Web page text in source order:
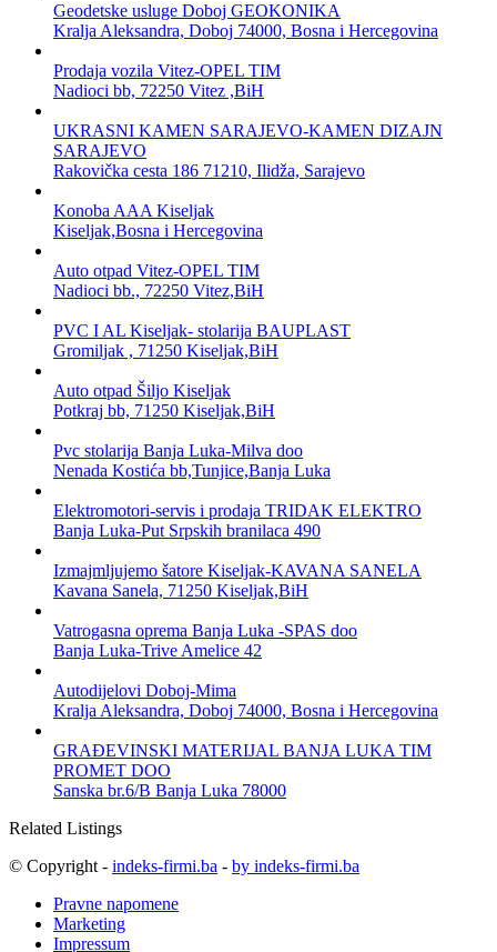
Geodetske usluge Doboj GEOKONIKA
Kralja Aleksandra, Doboj 74000, Bosna i Hercegovina
Prodaja vozila Vitez-OPEL TIM
Nadioci bb, 72250 Vitez ,BiH
UKRASNI KAMEN SARAJEVO-KAMEN DIZAJN
SARAJEVO
Rakovička cesta 186 71210, Ilidža, Sarajevo
Konoba AAA Kiseljak
Kiseljak,Bosna i Hercegovina
Auto otpad Vitez-OPEL TIM
Nadioci bb., 72250 Vitez,BiH
PVC I AL Kiseljak- stolarija BAUPLAST
Gromiljak , 71250 Kiseljak,BiH
Auto otpad Šiljo Kiseljak
Potkraj bb, 71250 Kiseljak,BiH
Pvc stolarija Banja Luka-Milva doo
Nenada Kostića bb,Tunjice,Banja Luka
Elektromotori-servis i prodaja TRIDAK ELEKTRO
Banja Luka-Put Srpskih branilaca 490
Izmajmljujemo šatore Kiseljak-KAVANA SANELA
Kavana Sanela, 71250 Kiseljak,BiH
Vatrogasna oprema Banja Luka -SPAS doo
Banja Luka-Trive Amelice 42
Autodijelovi Doboj-Mima
Kralja Aleksandra, Doboj 74000, Bosna i Hercegovina
GRAĐEVINSKI MATERIJAL BANJA LUKA TIM
PROMET DOO
Sanska br.6/B Banja Luka 78000
Related Listings
© Copyright - indeks-firmi.ba - by indeks-firmi.ba
Pravne napomene
Marketing
Impressum